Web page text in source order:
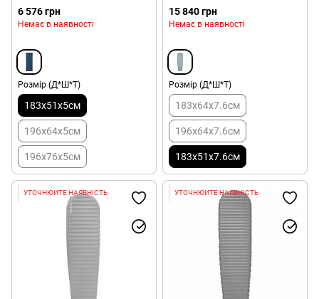
(0040818132814)
6 576 грн
Немає в наявності
Розмір (Д*Ш*Т)
183х51х5см
196х64х5см
196х76х5см
(0040818116333)
15 840 грн
Немає в наявності
Розмір (Д*Ш*Т)
183x64х7.6см
196x64х7.6см
183х51х7.6см
УТОЧНЮЙТЕ НАЯВНІСТЬ УТОЧНЮЙТЕ НАЯВНІСТЬ